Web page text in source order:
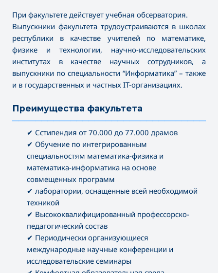
При факультете действует учебная обсерватория.
Выпускники факультета трудоустраиваются в школах
республики в качестве учителей по математике,
физике и технологии, научно-исследовательских
институтах в качестве научных сотрудников, а
выпускники по специальности “Информатика” – также
и в государственных и частных IT-организациях.
Преимущества факультета
✔ Сстипендия от 70.000 до 77.000 драмов
✔ Обучение по интегрированным
специальностям математика-физика и
математика-информатика на основе
совмещенных программ
✔ лаборатории, оснащенные всей необходимой
техникой
✔ Высококвалифицированный профессорско-
педагогический состав
✔ Периодически организующиеся
международные научные конференции и
исследовательские семинары